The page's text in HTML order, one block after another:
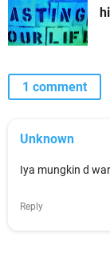
1 comment
Unknown
Iya mungkin d
Reply